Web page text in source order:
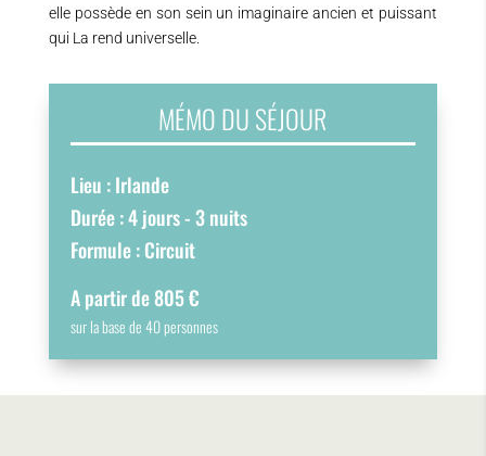
elle possède en son sein un imaginaire ancien et puissant
qui La rend universelle.
MÉMO DU SÉJOUR
Lieu : Irlande
Durée : 4 jours - 3 nuits
Formule : Circuit
A partir de 805 €
sur la base de 40 personnes